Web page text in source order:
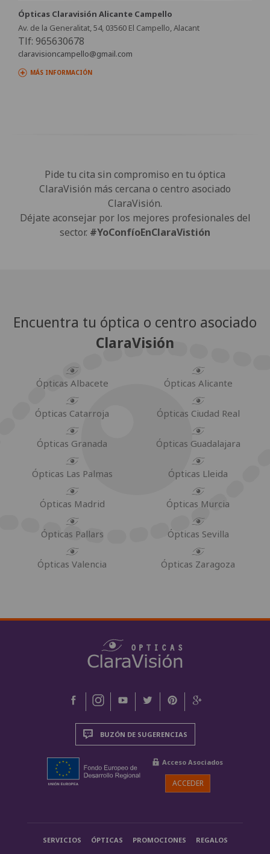
Ópticas Claravisión Alicante Campello
Av. de la Generalitat, 54, 03560 El Campello, Alacant
Tlf: 965630678
claravisioncampello@gmail.com
MÁS INFORMACIÓN
Pide tu cita sin compromiso en tu óptica
ClaraVisión más cercana o centro asociado
ClaraVisión.
Déjate aconsejar por los mejores profesionales del
sector. #YoConfíoEnClaraVistión
Encuentra tu óptica o centro asociado
ClaraVisión
Ópticas Albacete Ópticas Alicante
Ópticas Catarroja Ópticas Ciudad Real
Ópticas Granada Ópticas Guadalajara
Ópticas Las Palmas Ópticas Lleida
Ópticas Madrid Ópticas Murcia
Ópticas Pallars Ópticas Sevilla
Ópticas Valencia Ópticas Zaragoza
BUZÓN DE SUGERENCIAS
Acceso Asociados
ACCEDER
SERVICIOS ÓPTICAS PROMOCIONES REGALOS